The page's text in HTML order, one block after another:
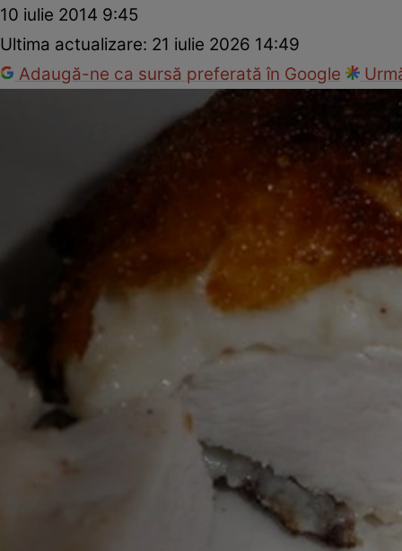
10 iulie 2014 9:45
Ultima actualizare: 21 iulie 2026 14:49
Adaugă-ne ca sursă preferată în Google